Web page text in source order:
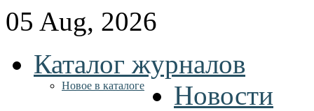
05 Aug, 2026
Каталог журналов
Новое в каталоге
Новости